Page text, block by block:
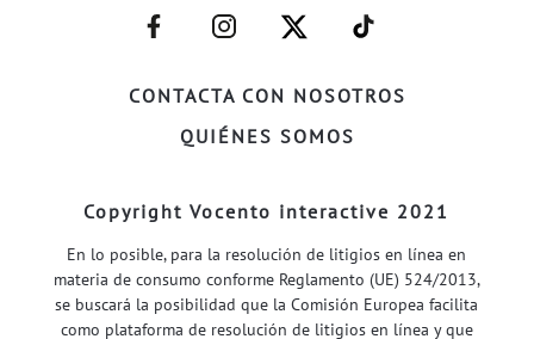
CONTACTA CON NOSOTROS
QUIÉNES SOMOS
–
FACEBOOK–
–
INSTAGRAM–
–
TWITTER–
–
WELIFE–
Copyright Vocento interactive 2021
En lo posible, para la resolución de litigios en línea en
materia de consumo conforme Reglamento (UE) 524/2013,
se buscará la posibilidad que la Comisión Europea facilita
como plataforma de resolución de litigios en línea y que